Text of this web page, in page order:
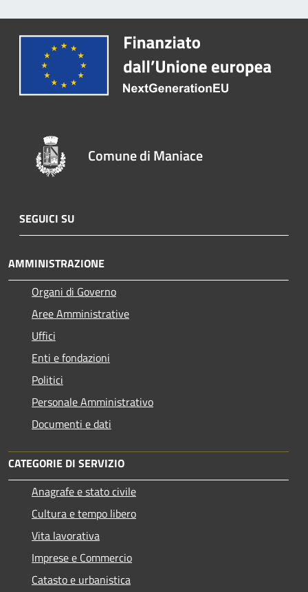
Comune di Maniace
SEGUICI SU
AMMINISTRAZIONE
Organi di Governo
Aree Amministrative
Uffici
Enti e fondazioni
Politici
Personale Amministrativo
Documenti e dati
CATEGORIE DI SERVIZIO
Anagrafe e stato civile
Cultura e tempo libero
Vita lavorativa
Imprese e Commercio
Catasto e urbanistica